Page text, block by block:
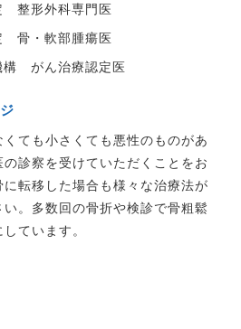
整形外科専門医
骨・軟部腫瘍医
構 がん治療認定医
ても小さくても悪性のものがあ
診察を受けていただくことをお
転移した場合も様々な治療法が
。多数回の骨折や検診で骨粗鬆
ています。